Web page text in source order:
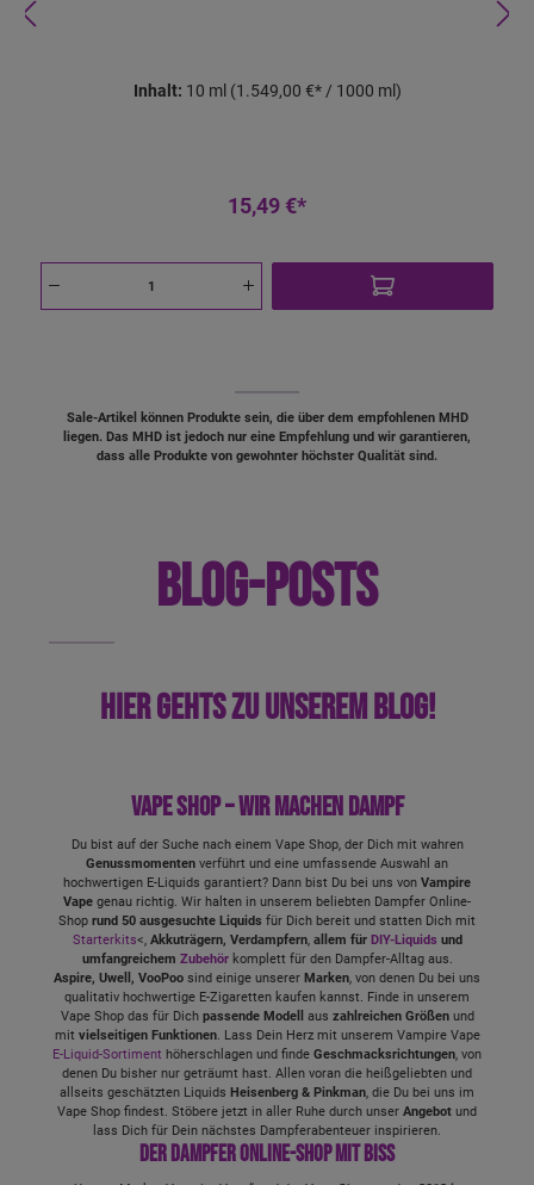
Inhalt: 10 ml (1.549,00 €* / 1000 ml)
15,49 €*
Sale-Artikel können Produkte sein, die über dem empfohlenen MHD
liegen. Das MHD ist jedoch nur eine Empfehlung und wir garantieren,
dass alle Produkte von gewohnter höchster Qualität sind.
BLOG-POSTS
Hier gehts zu unserem Blog!
Vape Shop – wir machen Dampf
Du bist auf der Suche nach einem Vape Shop, der Dich mit wahren
Genussmomenten verführt und eine umfassende Auswahl an
hochwertigen E-Liquids garantiert? Dann bist Du bei uns von Vampire
Vape genau richtig. Wir halten in unserem beliebten Dampfer Online-
Shop rund 50 ausgesuchte Liquids für Dich bereit und statten Dich mit
Starterkits<, Akkuträgern, Verdampfern, allem für DIY-Liquids und
umfangreichem Zubehörkomplett für den Dampfer-Alltag aus.
Aspire, Uwell, VooPoo sind einige unserer Marken, von denen Du bei uns
qualitativ hochwertige E-Zigaretten kaufen kannst. Finde in unserem
Vape Shop das für Dich passende Modell aus zahlreichen Größenund
mit vielseitigen Funktionen. Lass Dein Herz mit unserem Vampire Vape
E-Liquid-Sortiment höherschlagen und finde Geschmacksrichtungen, von
denen Du bisher nur geträumt hast. Allen voran die heißgeliebten und
allseits geschätzten Liquids Heisenberg & Pinkman, die Du bei uns im
Vape Shop findest. Stöbere jetzt in aller Ruhe durch unser Angebot und
lass Dich für Dein nächstes Dampferabenteuer inspirieren.
Der Dampfer Online-Shop mit Biss